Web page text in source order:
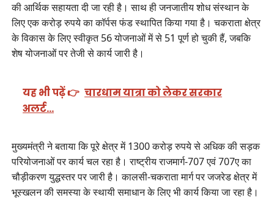
की आर्थिक सहायता दी जा रही है। साथ ही जनजातीय शोध संस्थान के
लिए एक करोड़ रुपये का कॉर्पस फंड स्थापित किया गया है। चकराता क्षेत्र
के विकास के लिए स्वीकृत 56 योजनाओं में से 51 पूर्ण हो चुकी हैं, जबकि
शेष योजनाओं पर तेजी से कार्य जारी है।
यह भी पढ़ें 👉 चारधाम यात्रा को लेकर सरकार
अलर्ट…
मुख्यमंत्री ने बताया कि पूरे क्षेत्र में 1300 करोड़ रुपये से अधिक की सड़क
परियोजनाओं पर कार्य चल रहा है। राष्ट्रीय राजमार्ग-707 एवं 707ए का
चौड़ीकरण युद्धस्तर पर जारी है। कालसी-चकराता मार्ग पर जजरेड क्षेत्र में
भूस्खलन की समस्या के स्थायी समाधान के लिए भी कार्य किया जा रहा है।